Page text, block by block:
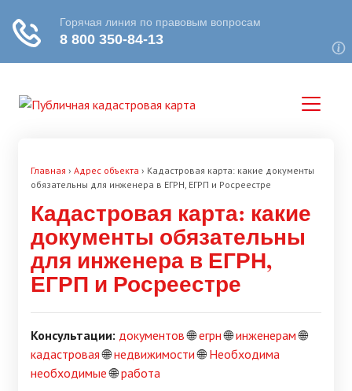
Главная › Адрес объекта › Кадастровая карта: какие документы
обязательны для инженера в ЕГРН, ЕГРП и Росреестре
Кадастровая карта: какие
документы обязательны
для инженера в ЕГРН,
ЕГРП и Росреестре
Консультации: документов🌐егрн🌐инженерам🌐
кадастровая🌐недвижимости🌐Необходима
необходимые🌐работа